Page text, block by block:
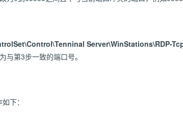
Server\WinStations\RDP-
与第3步一致的端口号。
下：